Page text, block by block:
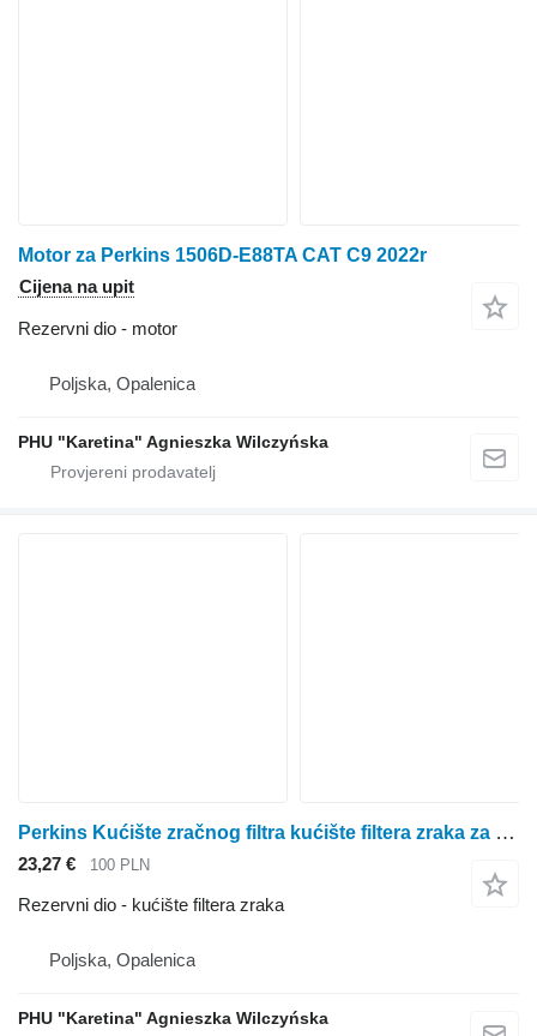
Motor za Perkins 1506D-E88TA CAT C9 2022r
Cijena na upit
Rezervni dio - motor
Poljska, Opalenica
PHU "Karetina" Agnieszka Wilczyńska
Perkins Kućište zračnog filtra kućište filtera zraka za Perkins
23,27 € 100 PLN
Rezervni dio - kućište filtera zraka
Poljska, Opalenica
PHU "Karetina" Agnieszka Wilczyńska